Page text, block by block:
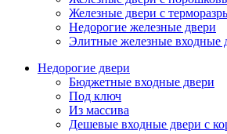
Железные двери с
Недорогие железные двери
Элитные железные входные
Недорогие двери
Бюджетные входные двери
Под ключ
Из массива
Дешевые входные двери с